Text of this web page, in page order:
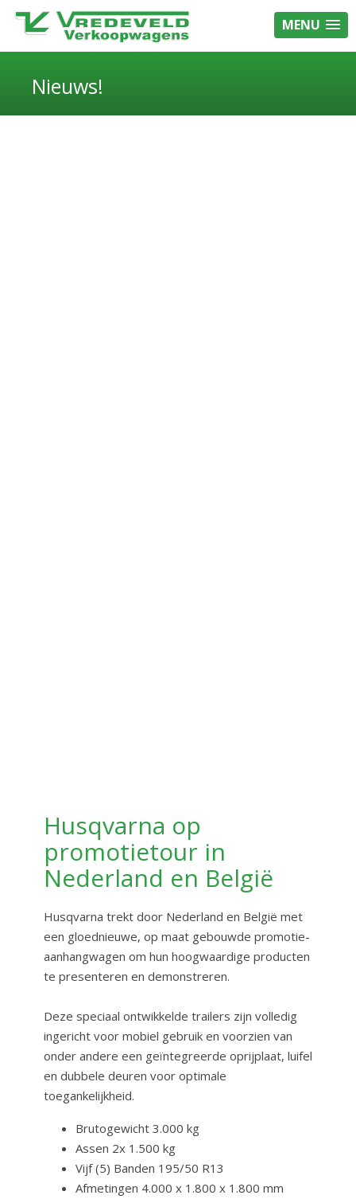
MENU
Nieuws!
Husqvarna op
promotietour in
Nederland en België
Husqvarna trekt door Nederland en België met
een gloednieuwe, op maat gebouwde promotie-
aanhangwagen om hun hoogwaardige producten
te presenteren en demonstreren.
Deze speciaal ontwikkelde trailers zijn volledig
ingericht voor mobiel gebruik en voorzien van
onder andere een geïntegreerde oprijplaat, luifel
en dubbele deuren voor optimale
toegankelijkheid.
Brutogewicht 3.000 kg
Assen 2x 1.500 kg
Vijf (5) Banden 195/50 R13
Afmetingen 4.000 x 1.800 x 1.800 mm